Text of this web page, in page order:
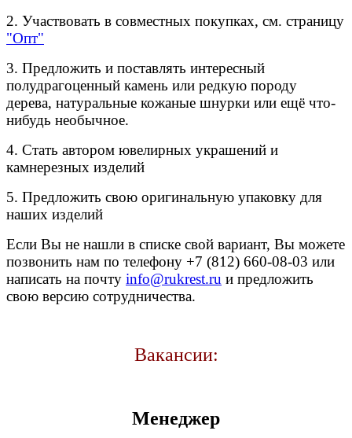
2. Участвовать в совместных покупках, см. страницу
"Опт"
3. Предложить и поставлять интересный
полудрагоценный камень или редкую породу
дерева, натуральные кожаные шнурки или ещё что-
нибудь необычное.
4. Стать автором ювелирных украшений и
камнерезных изделий
5. Предложить свою оригинальную упаковку для
наших изделий
Если Вы не нашли в списке свой вариант, Вы можете
позвонить нам по телефону +7 (812) 660-08-03 или
написать на почту info@rukrest.ru и предложить
свою версию сотрудничества.
Вакансии:
Менеджер